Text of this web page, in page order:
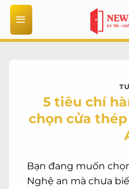
Bỏ
qua
nội
dung
5 tiêu chí
chọn cửa
Bạn đang muốn
Nghệ an mà chưa